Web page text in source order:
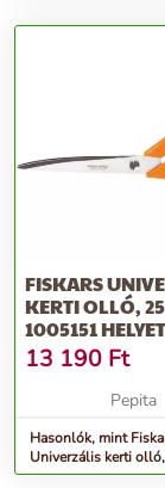
FISKARS
KERTI OLLÓ,
1005151
13 190 Ft
Pepita
Hasonlók, mint
Univerzális kerti
1005151 helyett